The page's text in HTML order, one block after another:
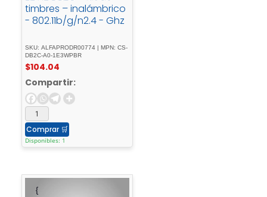
timbres – inalámbrico
- 802.11b/g/n2.4 - Ghz
SKU: ALFAPRODR00774 | MPN: CS-
DB2C-A0-1E3WPBR
$104.04
Compartir:
Comprar 🛒
Disponibles: 1